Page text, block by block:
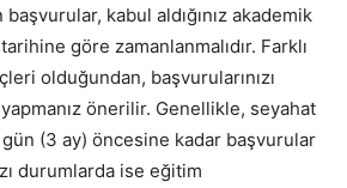
kabul aldığınız akademik
göre zamanlanmalıdır. Farklı
olduğundan, başvurularınızı
önerilir. Genellikle, seyahat
(3 ay) öncesine kadar başvurular
durumlarda ise eğitim